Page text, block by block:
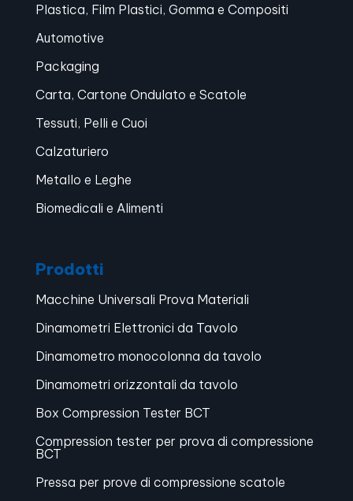
Plastica, Film Plastici, Gomma e Compositi
Automotive
Packaging
Carta, Cartone Ondulato e Scatole
Tessuti, Pelli e Cuoi
Calzaturiero
Metallo e Leghe
Biomedicali e Alimenti
Prodotti
Macchine Universali Prova Materiali
Dinamometri Elettronici da Tavolo
Dinamometro monocolonna da tavolo
Dinamometri orizzontali da tavolo
Box Compression Tester BCT
Compression tester per prova di compressione
BCT
Pressa per prove di compressione scatole